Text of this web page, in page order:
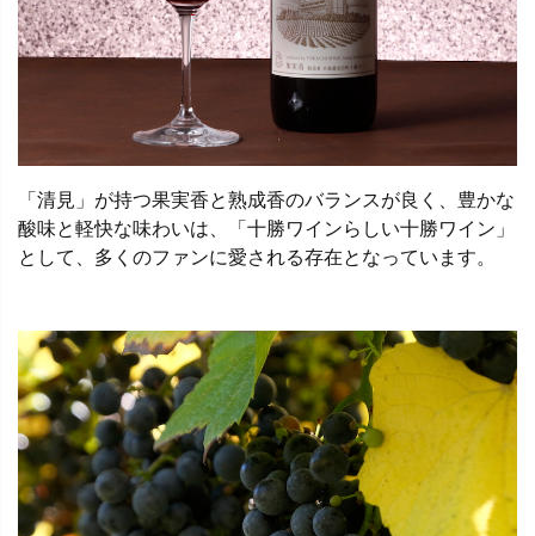
「清見」が持つ果実香と熟成香のバランスが良く、豊かな
酸味と軽快な味わいは、「十勝ワインらしい十勝ワイン」
として、多くのファンに愛される存在となっています。